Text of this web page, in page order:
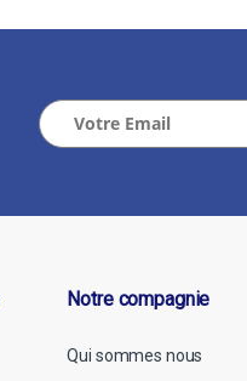
Notre compagnie
Qui sommes nous